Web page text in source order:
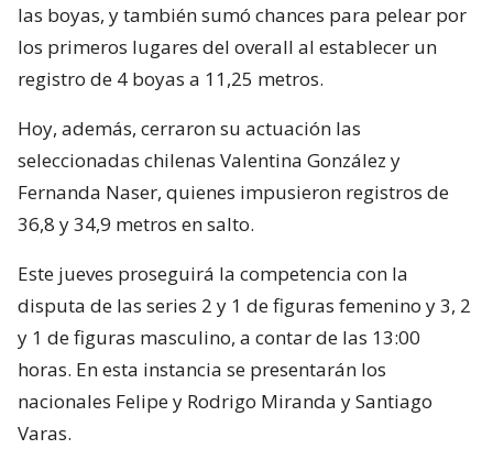
las boyas, y también sumó chances para pelear por
los primeros lugares del overall al establecer un
registro de 4 boyas a 11,25 metros.
Hoy, además, cerraron su actuación las
seleccionadas chilenas Valentina González y
Fernanda Naser, quienes impusieron registros de
36,8 y 34,9 metros en salto.
Este jueves proseguirá la competencia con la
disputa de las series 2 y 1 de figuras femenino y 3, 2
y 1 de figuras masculino, a contar de las 13:00
horas. En esta instancia se presentarán los
nacionales Felipe y Rodrigo Miranda y Santiago
Varas.